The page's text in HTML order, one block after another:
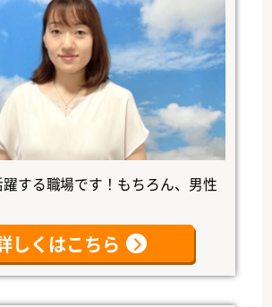
する職場です！もちろん、男性
しくはこちら